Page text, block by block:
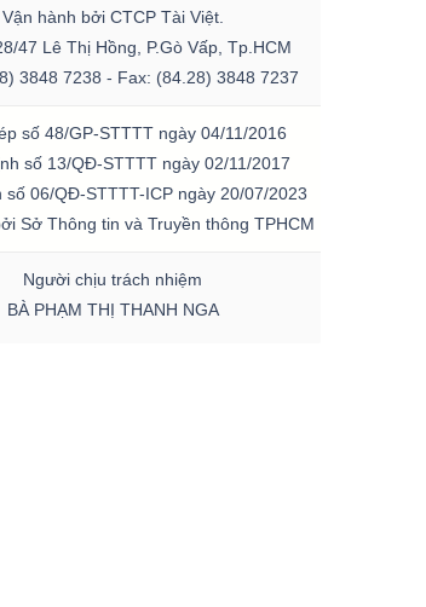
Vận hành bởi CTCP Tài Việt.
47 Lê Thị Hồng, P.Gò Vấp, Tp.HCM
3848 7238 - Fax: (84.28) 3848 7237
số 48/GP-STTTT ngày 04/11/2016
số 13/QĐ-STTTT ngày 02/11/2017
số 06/QĐ-STTTT-ICP ngày 20/07/2023
Sở Thông tin và Truyền thông TPHCM
Người chịu trách nhiệm
BÀ PHẠM THỊ THANH NGA